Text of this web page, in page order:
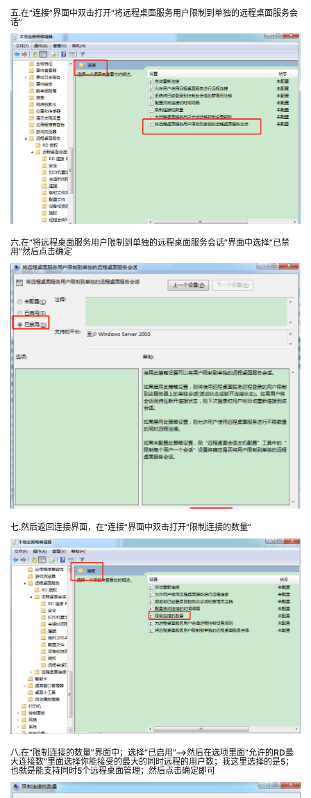
五.在“连接”界面中双击打开“将远程桌面服务用户限制到单独的远程桌面服务会
话”
六.在“将远程桌面服务用户限制到单独的远程桌面服务会话”界面中选择“已禁
用”然后点击确定
七.然后返回连接界面，在“连接”界面中双击打开“限制连接的数量”
八.在“限制连接的数量”界面中；选择“已启用”—>然后在选项里面“允许的RD最
大连接数”里面选择你能接受的最大的同时远程的用户数；我这里选择的是5；
也就是能支持同时5个远程桌面管理；然后点击确定即可